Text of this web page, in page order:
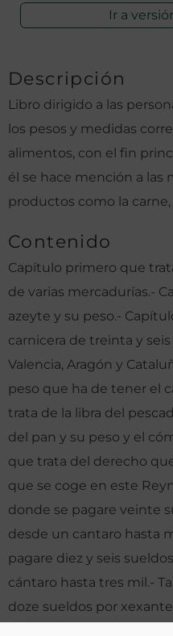
Ir a
Descripción
Libro dirigido a las
los pesos y medidas
alimentos, con el fin
él se hace mención a las
productos como la
Contenido
Capítulo primero que
de varias mercadurías.-
azeyte y su peso.-
carnicera de treinta y
Valencia, Aragón y
peso que ha de tener el
trata de la libra del
del pan y su peso y el
que trata del derecho
que se coge en este
donde se pagare veinte
desde un cantaro hasta
pagare diez y seis
cántaro hasta tres mil.-
doze sueldos por